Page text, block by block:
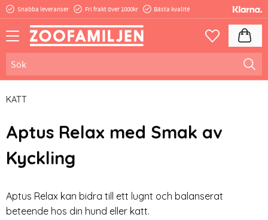
Snabba leveranser Fri frakt över 1000kr Bästa kvalité
Favoriter
KATT
Aptus Relax med Smak av
Kyckling
Aptus Relax kan bidra till ett lugnt och balanserat
beteende hos din hund eller katt.